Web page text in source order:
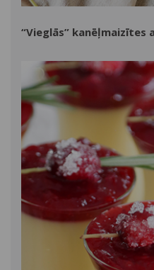
“Vieglās” kanēļmaizītes